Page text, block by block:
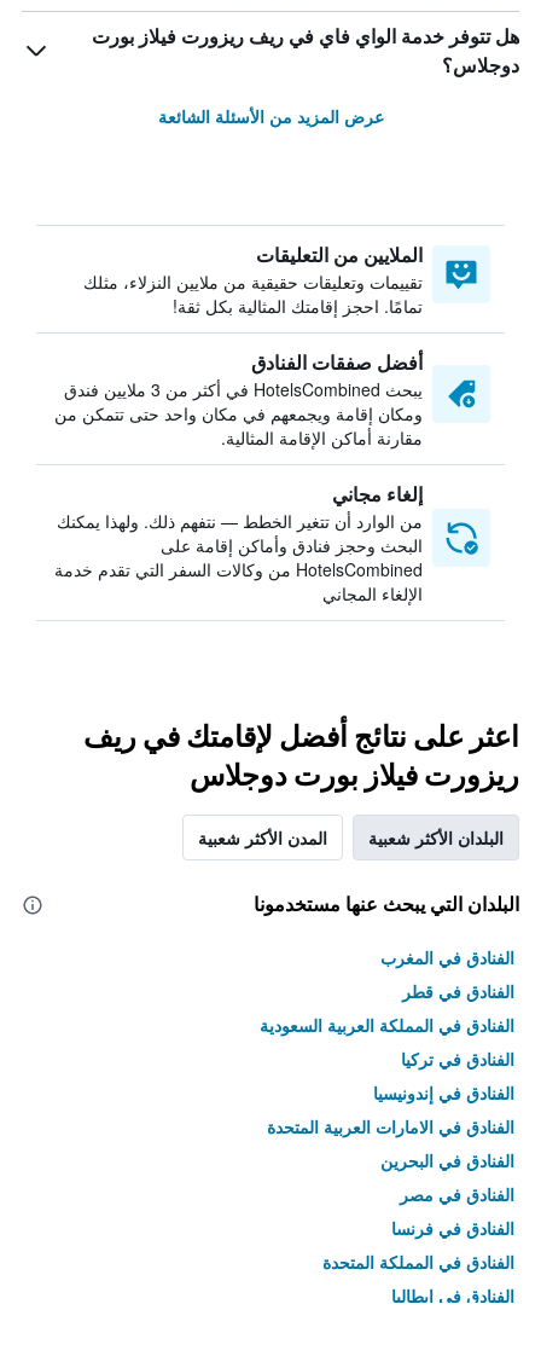
هل تتوفر خدمة الواي فاي في ريف ريزورت فيلاز بورت
دوجلاس؟
عرض المزيد من الأسئلة الشائعة
الملايين من التعليقات
تقييمات وتعليقات حقيقية من ملايين النزلاء، مثلك
تمامًا. احجز إقامتك المثالية بكل ثقة!
أفضل صفقات الفنادق
يبحث HotelsCombined في أكثر من 3 ملايين فندق
ومكان إقامة ويجمعهم في مكان واحد حتى تتمكن من
مقارنة أماكن الإقامة المثالية.
إلغاء مجاني
من الوارد أن تتغير الخطط — نتفهم ذلك. ولهذا يمكنك
البحث وحجز فنادق وأماكن إقامة على
HotelsCombined من وكالات السفر التي تقدم خدمة
الإلغاء المجاني
اعثر على نتائج أفضل لإقامتك في ريف
ريزورت فيلاز بورت دوجلاس
البلدان الأكثر شعبية المدن الأكثر شعبية
البلدان التي يبحث عنها مستخدمونا
الفنادق في المغرب
الفنادق في قطر
الفنادق في المملكة العربية السعودية
الفنادق في تركيا
الفنادق في إندونيسيا
الفنادق في الامارات العربية المتحدة
الفنادق في البحرين
الفنادق في مصر
الفنادق في فرنسا
الفنادق في المملكة المتحدة
الفنادق في إيطاليا